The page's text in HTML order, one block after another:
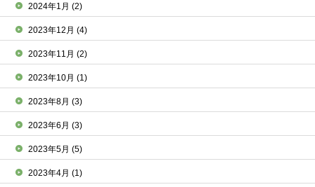
2024年1月(2)
2023年12月(4)
2023年11月(2)
2023年10月(1)
2023年8月(3)
2023年6月(3)
2023年5月(5)
2023年4月(1)